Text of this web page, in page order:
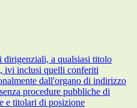
dirigenziali, a qualsiasi titolo
ivi inclusi quelli conferiti
dall'organo di indirizzo
procedure pubbliche di
e titolari di posizione